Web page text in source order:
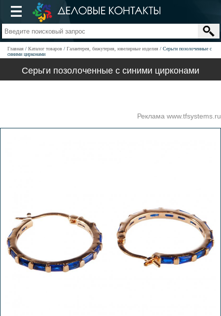
Главная Каталог товаров Галантерея, бижутерия, ювелирные изделия
Серьги позолоченные с
синими цирконами
Серьги позолоченные с синими цирконами
Реклама www.tfsystems.ru